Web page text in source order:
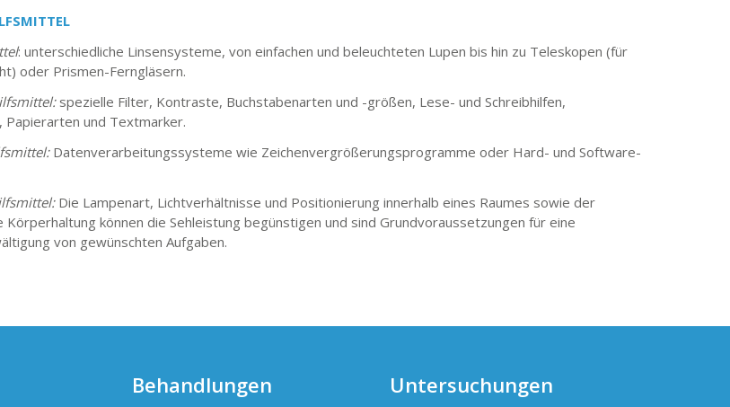
: unterschiedliche Linsensysteme, von einfachen und beleuchteten Lupen bis hin zu Teleskopen (für
oder Prismen-Ferngläsern.
spezielle Filter, Kontraste, Buchstabenarten und -größen, Lese- und Schreibhilfen,
Papierarten und Textmarker.
Datenverarbeitungssysteme wie Zeichenvergrößerungsprogramme oder Hard- und Software-
Die Lampenart, Lichtverhältnisse und Positionierung innerhalb eines Raumes sowie der
Körperhaltung können die Sehleistung begünstigen und sind Grundvoraussetzungen für eine
von gewünschten Aufgaben.
Behandlungen Untersuchungen